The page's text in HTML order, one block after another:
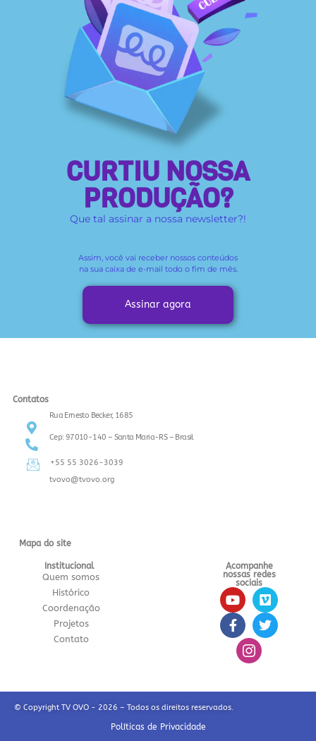
CURTIU NOSSA
PRODUÇÃO?
Que tal assinar a nossa newsletter?!
Assim, você vai receber nossos conteúdos
na sua caixa de e-mail todo o fim de mês.
Assinar agora
Contatos
Rua Ernesto Becker, 1685
Cep: 97010-140 – Santa Maria-RS – Brasil
+55 55 3026-3039
tvovo@tvovo.org
Mapa do site
Institucional
Quem somos
Histórico
Coordenação
Projetos
Contato
Acompanhe
nossas redes
sociais
© Copyright TV OVO - 2026 – Todos os direitos reservados.
Políticas de Privacidade